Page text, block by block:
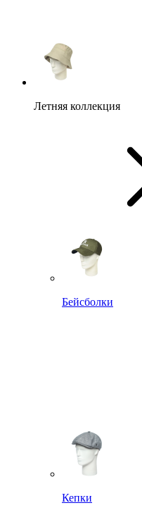
Летняя коллекция
Бейсболки
Кепки